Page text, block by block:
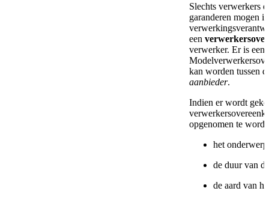
Slechts verwerkers
garanderen mogen
een
verwerker. Er is
kan worden tussen
aanbieder.
Indien er wordt
opgenomen te
het
de duur van
de aard van